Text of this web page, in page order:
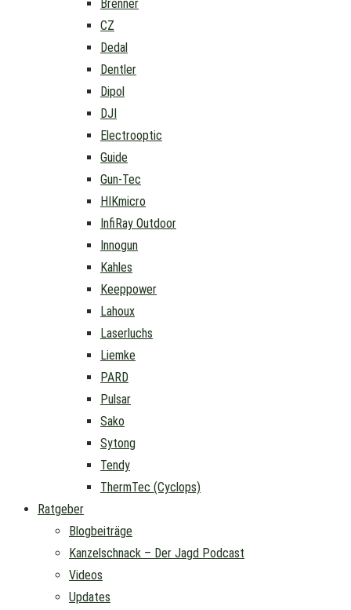
Brenner
CZ
Dedal
Dentler
Dipol
DJI
Electrooptic
Guide
Gun-Tec
HIKmicro
InfiRay Outdoor
Innogun
Kahles
Keeppower
Lahoux
Laserluchs
Liemke
PARD
Pulsar
Sako
Sytong
Tendy
ThermTec (Cyclops)
Ratgeber
Blogbeiträge
Kanzelschnack – Der Jagd Podcast
Videos
Updates